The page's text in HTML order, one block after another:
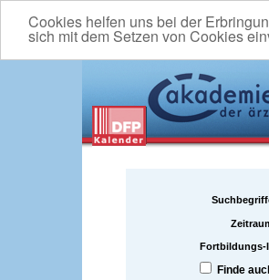
Cookies helfen uns bei der
sich mit dem Setzen von Cookies
Fortbildungs-
Finde